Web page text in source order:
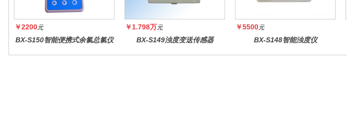
￥2200元
BX-S150智能便携式余氯总氯仪
￥1.798万元
BX-S149浊度变送传感器
￥5500元
BX-S148智能浊度仪